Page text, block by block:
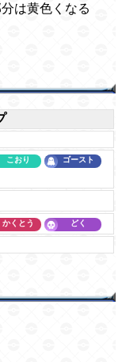
は黄色くなる